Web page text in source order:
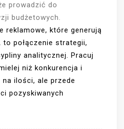
prowadzić do
budżetowych.
reklamowe, które generują
to połączenie strategii,
analitycznej. Pracuj
niż konkurencja i
ilości, ale przede
pozyskiwanych